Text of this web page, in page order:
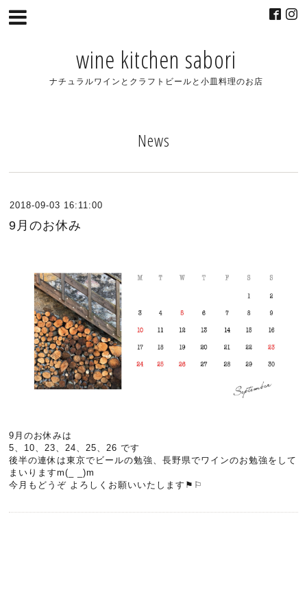
wine kitchen sabori
ナチュラルワインとクラフトビールと小皿料理のお店
News
2018-09-03 16:11:00
9月のお休み
9月のお休みは
5、10、23、24、25、26 です
後半の連休は東京でビールの勉強、長野県でワインのお勉強をして
まいりますm(_ _)m
今月もどうぞ よろしくお願いいたします⚑︎⚐︎